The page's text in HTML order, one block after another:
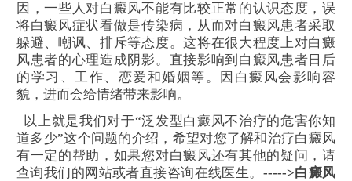
因，一些人对白癜风不能有比较正常的认识态度，误
将白癜风症状看做是传染病，从而对白癜风患者采取
躲避、嘲讽、排斥等态度。这将在很大程度上对白癜
风患者的心理造成阴影。直接影响到白癜风患者日后
的学习、工作、恋爱和婚姻等。因白癜风会影响容
貌，进而会给情绪带来影响。
以上就是我们对于“泛发型白癜风不治疗的危害你知
道多少”这个问题的介绍，希望对您了解和治疗白癜风
有一定的帮助，如果您对白癜风还有其他的疑问，请
查询我们的网站或者直接咨询在线医生。 ----->白癜风